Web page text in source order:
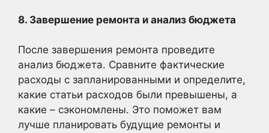
8. Завершение ремонта и анализ бюджета
После завершения ремонта проведите
анализ бюджета. Сравните фактические
расходы с запланированными и определите,
какие статьи расходов были превышены, а
какие – сэкономлены. Это поможет вам
лучше планировать будущие ремонты и